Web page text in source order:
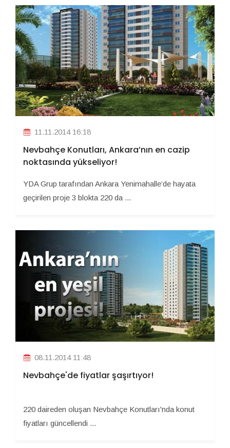
11.11.2014 16:18
Nevbahçe Konutları, Ankara’nın en cazip
noktasında yükseliyor!
YDA Grup tarafından Ankara Yenimahalle’de hayata
geçirilen proje 3 blokta 220 da ...
08.11.2014 11:48
Nevbahçe'de fiyatlar şaşırtıyor!
220 daireden oluşan Nevbahçe Konutları'nda konut
fiyatları güncellendi ...